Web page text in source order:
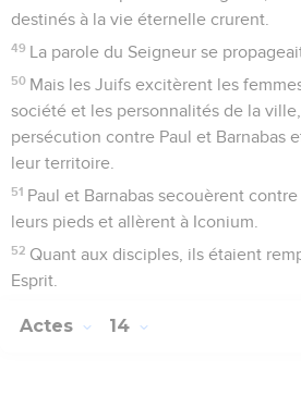
destinés à la vie éternelle crurent.
49 La parole du Seigneur se
50 Mais les Juifs excitèrent les
société et les personnalités de la
persécution contre Paul et Barnabas
leur territoire.
51 Paul et Barnabas secouèrent
leurs pieds et allèrent à Iconium.
52 Quant aux disciples, ils étaient
Esprit.
Actes 14